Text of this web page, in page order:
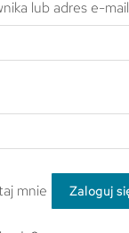
lub adres e-mail
mnie Zaloguj